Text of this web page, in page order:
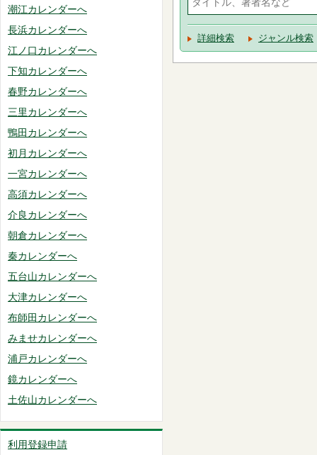
潮江カレンダーへ
長浜カレンダーへ
江ノ口カレンダーへ
下知カレンダーへ
春野カレンダーへ
三里カレンダーへ
鴨田カレンダーへ
初月カレンダーへ
一宮カレンダーへ
高須カレンダーへ
介良カレンダーへ
朝倉カレンダーへ
秦カレンダーへ
五台山カレンダーへ
大津カレンダーへ
布師田カレンダーへ
みませカレンダーへ
浦戸カレンダーへ
鏡カレンダーへ
土佐山カレンダーへ
利用登録申請
詳細検索 ジャンル検索